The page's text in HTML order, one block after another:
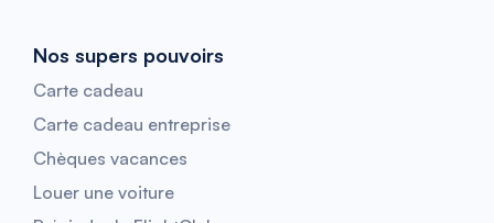
Nos supers pouvoirs
Carte cadeau
Carte cadeau entreprise
Chèques vacances
Louer une voiture